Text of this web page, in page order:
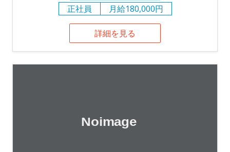
正社員
月給180,000円
詳細を見る